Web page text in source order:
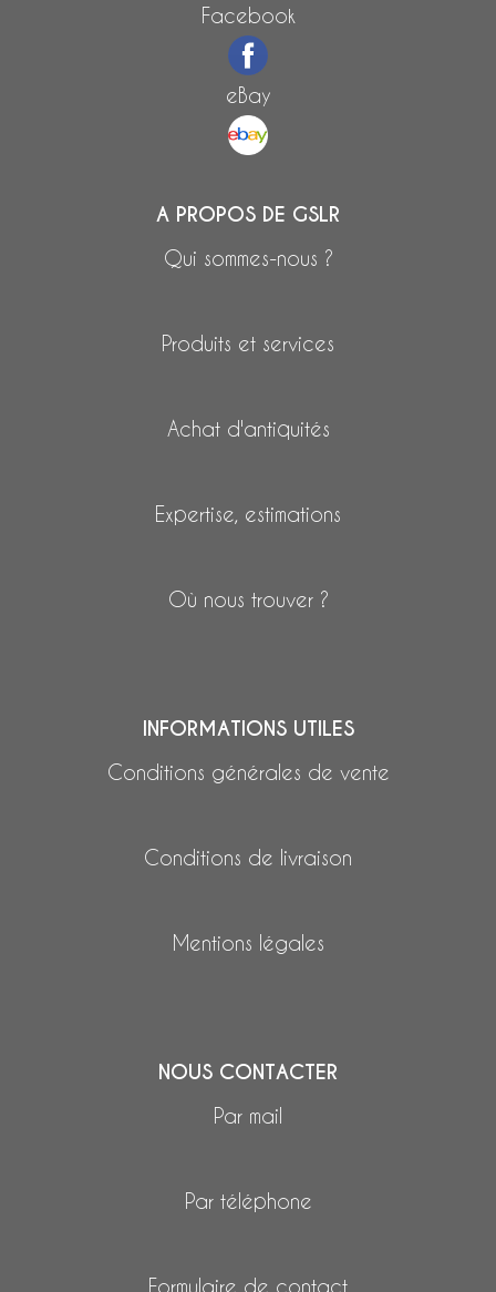
Facebook
eBay
A PROPOS DE GSLR
Qui sommes-nous ?
Produits et services
Achat d'antiquités
Expertise, estimations
Où nous trouver ?
INFORMATIONS UTILES
Conditions générales de vente
Conditions de livraison
Mentions légales
NOUS CONTACTER
Par mail
Par téléphone
Formulaire de contact